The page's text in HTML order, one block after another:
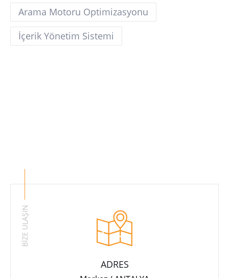
Arama Motoru Optimizasyonu
İçerik Yönetim Sistemi
BİZE ULAŞIN
ADRES